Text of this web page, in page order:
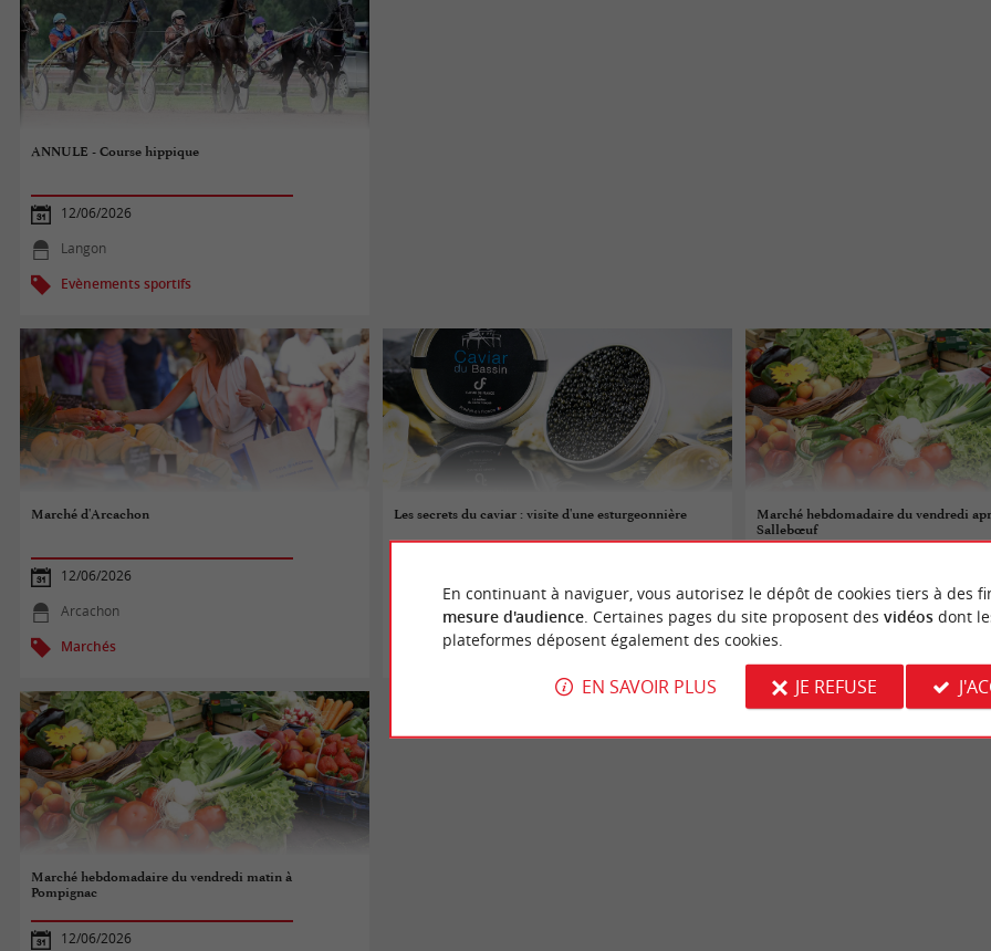
ANNULE - Course hippique
12/06/2026
Langon
Evènements sportifs
Marché d'Arcachon
12/06/2026
Arcachon
Marchés
Les secrets du caviar : visite d'une esturgeonnière
Biganos
Patrimoine
Marché hebdomadaire du vendredi
Sallebœuf
Salleboeuf
Marché hebdomadaire du vendredi matin à
Pompignac
12/06/2026
En continuant à naviguer, vous autorisez le dépôt de cookies tiers à des
mesure d'audience. Certaines pages du site proposent des vidéosdont
plateformes déposent également des cookies.
EN SAVOIR PLUS JE REFUSE